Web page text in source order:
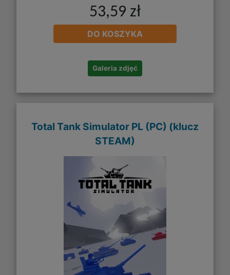
53,59 zł
DO KOSZYKA
Galeria zdjęć
Total Tank Simulator PL (PC) (klucz
STEAM)